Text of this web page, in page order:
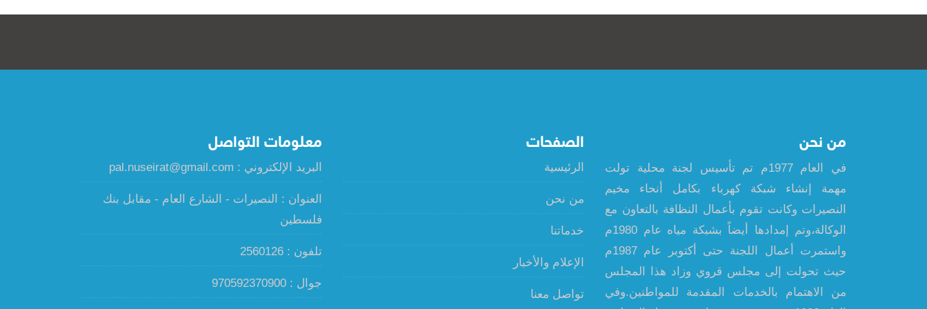
من نحن
في العام 1977م تم تأسيس لجنة محلية تولت
مهمة إنشاء شبكة كهرباء بكامل أنحاء مخيم
النصيرات وكانت تقوم بأعمال النظافة بالتعاون مع
الوكالة،وتم إمدادها أيضاً بشبكة مياه عام 1980م
واستمرت أعمال اللجنة حتى أكتوبر عام 1987م
حيث تحولت إلى مجلس قروي وزاد هذا المجلس
من الاهتمام بالخدمات المقدمة للمواطنين.وفي
الصفحات
الرئيسية
من نحن
خدماتنا
الإعلام والأخبار
تواصل معنا
معلومات التواصل
البريد الإلكتروني : pal.nuseirat@gmail.com
العنوان : النصيرات - الشارع العام - مقابل بنك
فلسطين
تلفون : 2560126
جوال : 970592370900